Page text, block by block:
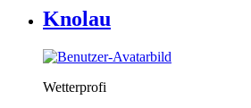
Knolau
Wetterprofi